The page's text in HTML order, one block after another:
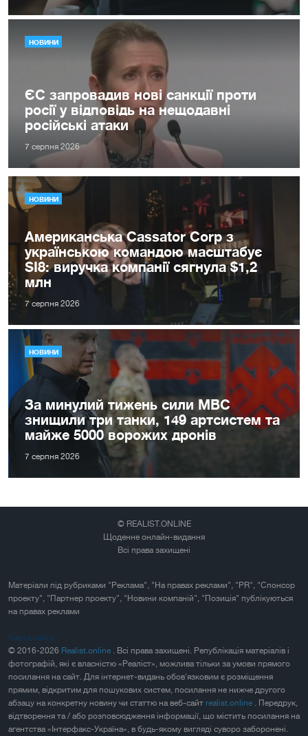
НОВИНИ
ЄС запровадив нові санкції проти
росії у відповідь на нещодавні
російські атаки
7 серпня 2026
НОВИНИ
Американська Cassator Corp з
українською командою масштабує
SI8: виручка компанії сягнула $1,2
млн
7 серпня 2026
НОВИНИ
За минулий тижень сили МВС
знищили три танки, 149 артсистем та
майже 5000 ворожих дронів
7 серпня 2026
© REALIST.ONLINE
Щоденне онлайн-видання
Всі права захищені
Матеріали під рубриками "Реклама", "На правах реклами", "PR", "Спонсор
проекту", "Партнер проекту", "Новини компаній", "Позиція" публікуються
на правах реклами
Карта сайта
© 2016-2026 Realist.online . Всі права захищені. Републікація матеріалів і
фотографій, які є власністю «Реаліст», можлива тільки за умови прямого
посилання на сайт. Для інтернет-видань обов'язковим є розміщення
прямим, відкритим для пошукових систем, посилання не нижче другого
абзацу на конкретну новину чи статтю на веб-сайт realist.online . Передрук,
відтворення та / або розповсюдження інформації, що містить посилання на
агентства «Інтерфакс-Україна», в будь-якому вигляді суворо заборонені.